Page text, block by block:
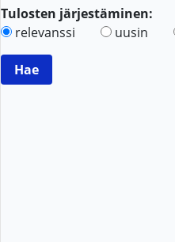
Tulosten järjestäminen:
relevanssi
uusin